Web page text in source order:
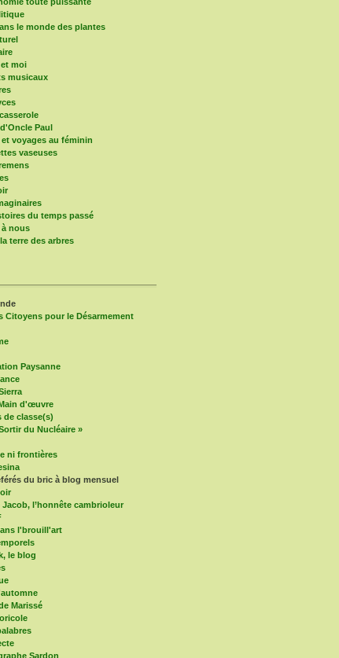
le monde des plantes
moi
musicaux
Paul
voyages au féminin
vaseuses
du temps passé
à nous
terre des arbres
Citoyens pour le Désarmement
Paysanne
d'œuvre
de classe(s)
du Nucléaire »
ni frontières
du bric à blog mensuel
Jacob, l’honnête cambrioleur
l'brouill'art
le blog
Marissé
Sardon